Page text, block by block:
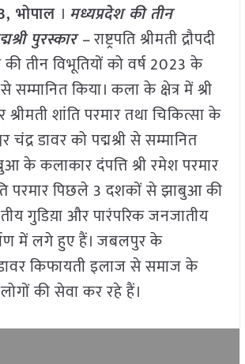
भोपाल । मध्यप्रदेश की तीन
पुरस्कार –राष्ट्रपति श्रीमती द्रौपदी
की तीन विभूतियों को वर्ष 2023 के
सम्मानित किया। कला के क्षेत्र में श्री
शांति परमार तथा चिकित्सा के
चंद्र डावर को पद्मश्री से सम्मानित
के कलाकार दंपत्ति श्री रमेश परमार
परमार पिछले 3 दशकों से झाबुआ की
गुडिय़ा और पारंपरिक जनजातीय
में लगे हुए हैं। जबलपुर के
किफायती इलाज से समाज के
की सेवा कर रहे हैं।